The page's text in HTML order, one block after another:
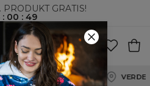
PRODUKT GRATIS!
: 00 : 48
FRAKT